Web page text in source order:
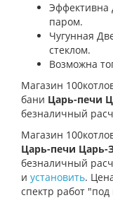
Эффективна
паром.
Чугунная
стеклом.
Возможна
Магазин
бани Царь-печи
безналичный
Магазин
Царь-печи Царь-
безналичный
и установить.
спектр работ